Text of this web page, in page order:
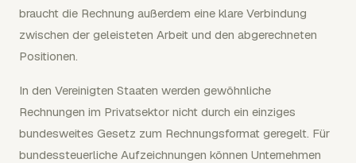
braucht die Rechnung außerdem eine klare Verbindung
zwischen der geleisteten Arbeit und den abgerechneten
Positionen.
In den Vereinigten Staaten werden gewöhnliche
Rechnungen im Privatsektor nicht durch ein einziges
bundesweites Gesetz zum Rechnungsformat geregelt. Für
bundessteuerliche Aufzeichnungen können Unternehmen